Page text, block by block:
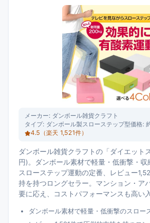
メーカー: ダンボール雑貨クラフト
タイプ: ダンボール製スローステップ型価格:
4.5 （楽天 1,521件）
ダンボール雑貨クラフトの「ダイエット
円)。ダンボール素材で軽量・低衝撃・収
スローステップ運動の定番、レビュー
持を持つロングセラー。マンション・ア
要に応え、コストパフォーマンスも高い
ダンボール素材で軽量・低衝撃のスロー